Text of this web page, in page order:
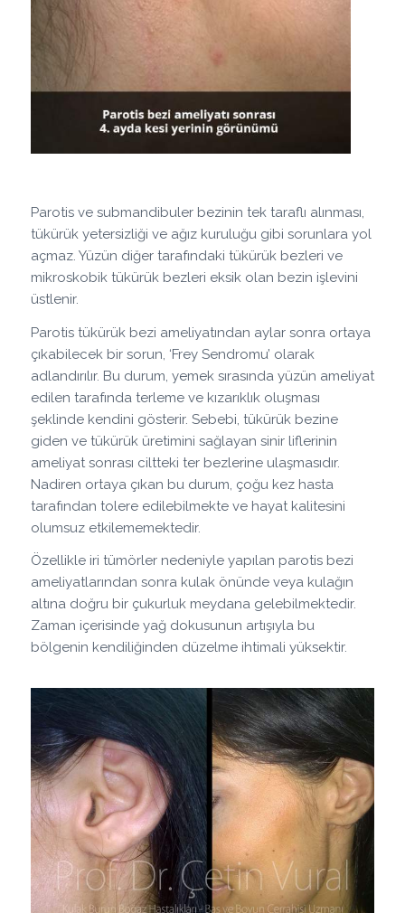
Parotis ve submandibuler bezinin tek taraflı alınması,
tükürük yetersizliği ve ağız kuruluğu gibi sorunlara yol
açmaz. Yüzün diğer tarafındaki tükürük bezleri ve
mikroskobik tükürük bezleri eksik olan bezin işlevini
üstlenir.
Parotis tükürük bezi ameliyatından aylar sonra ortaya
çıkabilecek bir sorun, ‘Frey Sendromu’ olarak
adlandırılır. Bu durum, yemek sırasında yüzün ameliyat
edilen tarafında terleme ve kızarıklık oluşması
şeklinde kendini gösterir. Sebebi, tükürük bezine
giden ve tükürük üretimini sağlayan sinir liflerinin
ameliyat sonrası ciltteki ter bezlerine ulaşmasıdır.
Nadiren ortaya çıkan bu durum, çoğu kez hasta
tarafından tolere edilebilmekte ve hayat kalitesini
olumsuz etkilememektedir.
Özellikle iri tümörler nedeniyle yapılan parotis bezi
ameliyatlarından sonra kulak önünde veya kulağın
altına doğru bir çukurluk meydana gelebilmektedir.
Zaman içerisinde yağ dokusunun artışıyla bu
bölgenin kendiliğinden düzelme ihtimali yüksektir.